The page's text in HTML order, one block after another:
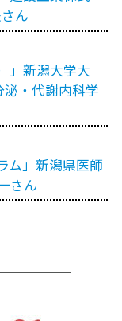
ん
」新潟大学大
・代謝内科学
ム」新潟県医師
さん